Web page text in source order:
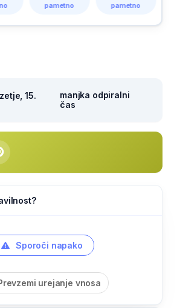
pametno
pametno
15.
manjka odpiralni
čas
Sporoči napako
urejanje vnosa